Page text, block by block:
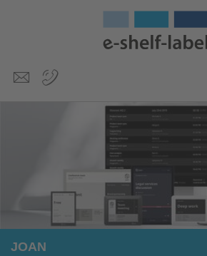
Nederlands
JOAN